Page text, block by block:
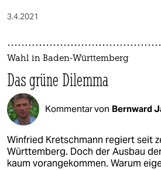
3.4.2021
Wahl in Baden-Württemberg
Das grüne Dilemma
Kommentar von Bernward
Winfried Kretschmann regiert seit
Württemberg. Doch der Ausbau
kaum vorangekommen. Warum